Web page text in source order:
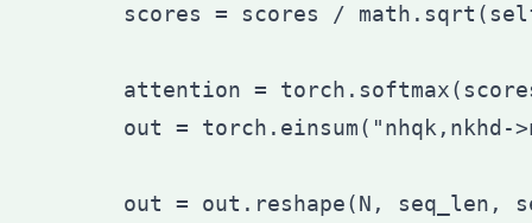
scores = scores /
attention =
out = torch.einsum("nhqk,nkhd-
out = out.reshape(N, seq_len,